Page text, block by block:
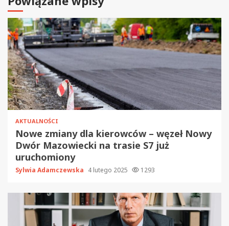
AKTUALNOŚCI
Nowe zmiany dla kierowców – węzeł Nowy
Dwór Mazowiecki na trasie S7 już
uruchomiony
Sylwia Adamczewska 4 lutego 2025 1293